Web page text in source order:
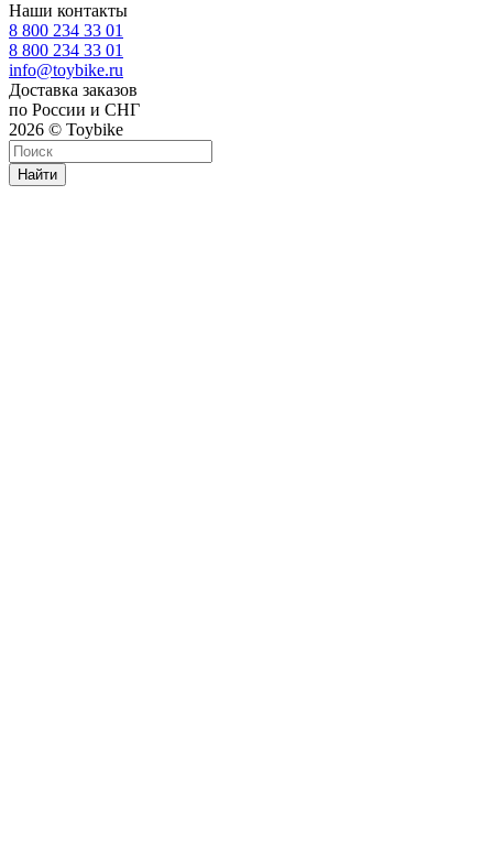
Наши контакты
8 800 234 33 01
8 800 234 33 01
info@toybike.ru
Доставка заказов
по России и СНГ
2026 © Toybike
Найти